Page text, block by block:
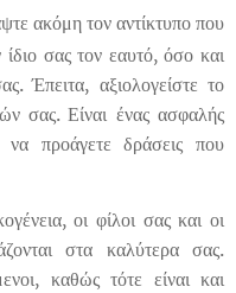
ακόμη τον αντίκτυπο που
σας τον εαυτό, όσο και
Έπειτα, αξιολογείστε το
σας. Είναι ένας ασφαλής
προάγετε δράσεις που
οι φίλοι σας και οι
στα καλύτερα σας.
καθώς τότε είναι και